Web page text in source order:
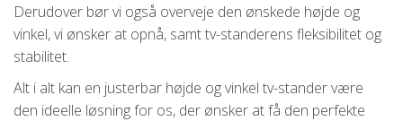
Derudover bør vi også overveje den ønskede højde og
vinkel, vi ønsker at opnå, samt tv-standerens fleksibilitet og
stabilitet.
Alt i alt kan en justerbar højde og vinkel tv-stander være
den ideelle løsning for os, der ønsker at få den perfekte